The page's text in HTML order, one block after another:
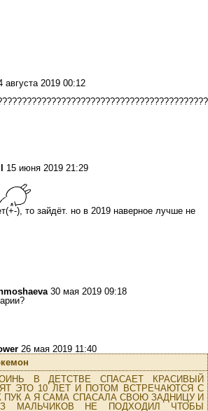
августа 2019 00:12
15 июня 2019 21:29
), то зайдёт. но в 2019 наверное лучше не
30 мая 2019 09:18
26 мая 2019 11:40
В ДЕТСТВЕ СПАСАЕТ КРАСИВЫЙ
ЭТО 10 ЛЕТ И ПОТОМ ВСТРЕЧАЮТСЯ С
ПУК А Я САМА СПАСАЛА СВОЮ ЗАДНИЦУ И
МАЛЬЧИКОВ НЕ ПОДХОДИЛ ЧТОБЫ